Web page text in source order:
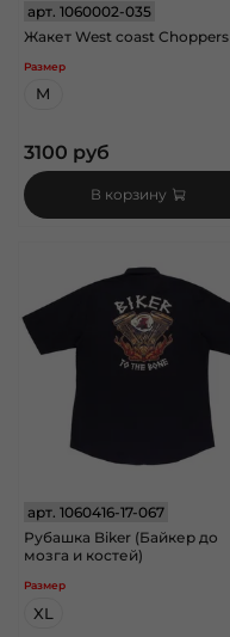
арт. 1060002-035
Жакет West coast Choppers
Размер
M
3100 руб
В корзину
арт. 1060416-17-067
Рубашка Biker (Байкер до
мозга и костей)
Размер
XL